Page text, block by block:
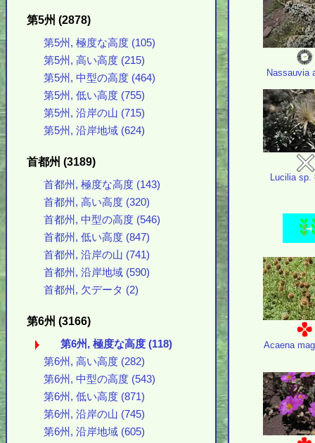
第5州 (2878)
第5州, 極度な高度 (105)
第5州, 高い高度 (215)
第5州, 中型の高度 (464)
第5州, 低い高度 (755)
第5州, 沿岸の山 (715)
第5州, 沿岸地域 (624)
首都州 (3189)
首都州, 極度な高度 (143)
首都州, 高い高度 (320)
首都州, 中型の高度 (546)
首都州, 低い高度 (847)
首都州, 沿岸の山 (741)
首都州, 沿岸地域 (590)
首都州, 欠データ (2)
第6州 (3166)
第6州, 極度な高度 (118)
第6州, 高い高度 (282)
第6州, 中型の高度 (543)
第6州, 低い高度 (871)
第6州, 沿岸の山 (745)
第6州, 沿岸地域 (605)
Nassauvia
Lucilia sp.
Acaena